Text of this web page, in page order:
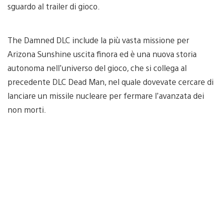
sguardo al trailer di gioco.
The Damned DLC include la più vasta missione per
Arizona Sunshine uscita finora ed è una nuova storia
autonoma nell’universo del gioco, che si collega al
precedente DLC Dead Man, nel quale dovevate cercare di
lanciare un missile nucleare per fermare l’avanzata dei
non morti.